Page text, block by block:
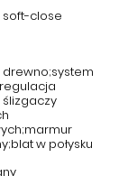
nierdzewna
marmuru
ślizgaczy
close
drewno;system
w połysku